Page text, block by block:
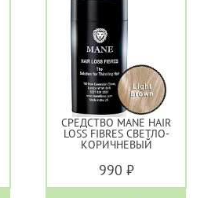
СРЕДСТВО MANE HAIR
LOSS FIBRES СВЕТЛО-
КОРИЧНЕВЫЙ
990 ₽